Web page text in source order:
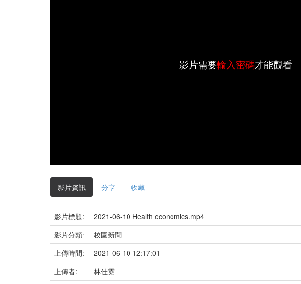
影片需要輸入密碼才能觀看
影片資訊 分享 收藏
影片標題:
2021-06-10 Health economics.mp4
影片分類:
校園新聞
上傳時間:
2021-06-10 12:17:01
上傳者:
林佳霓